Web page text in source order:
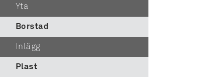
Yta
Borstad
Inlägg
Plast